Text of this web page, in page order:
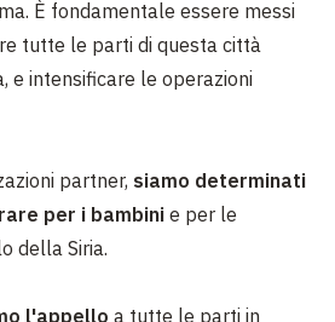
È fondamentale essere messi
tutte le parti di questa città
e intensificare le operazioni
partner, siamo determinati
per i bambini e per le
della Siria.
l'appello a tutte le parti in